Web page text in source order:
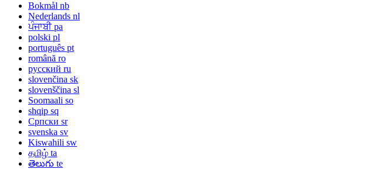
Bokmål nb
Nederlands nl
ਪੰਜਾਬੀ pa
polski pl
português pt
română ro
русский ru
slovenčina sk
slovenščina sl
Soomaali so
shqip sq
Српски sr
svenska sv
Kiswahili sw
தமிழ் ta
తెలుగు te